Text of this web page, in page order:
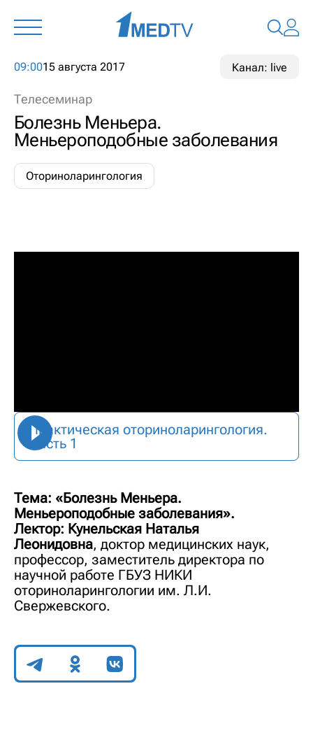
09:0015 августа 2017 Канал: live
Телесеминар
Болезнь Меньера.
Меньероподобные заболевания
Оториноларингология
Практическая оториноларингология.
Часть 1
Тема: «Болезнь Меньера.
Меньероподобные заболевания».
Лектор: Кунельская Наталья
Леонидовна, доктор медицинских наук,
профессор, заместитель директора по
научной работе ГБУЗ НИКИ
оториноларингологии им. Л.И.
Свержевского.
Поделиться